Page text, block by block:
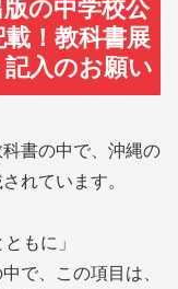
！教科書展
入のお願い
書の中で、沖縄の
れています。
もに」
で、この項目は、